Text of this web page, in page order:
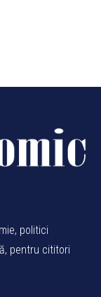
politici
pentru cititori